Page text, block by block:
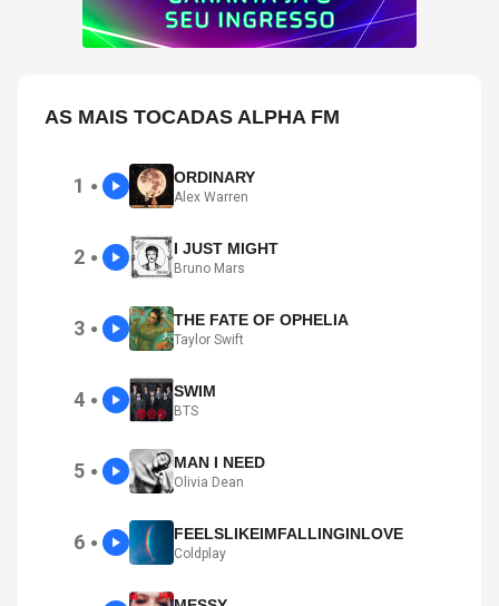
AS MAIS TOCADAS ALPHA FM
1 ● ORDINARY
Alex Warren
2 ● I JUST MIGHT
Bruno Mars
3 ● THE FATE OF OPHELIA
Taylor Swift
4 ● SWIM
BTS
5 ● MAN I NEED
Olivia Dean
6 ● FEELSLIKEIMFALLINGINLOVE
Coldplay